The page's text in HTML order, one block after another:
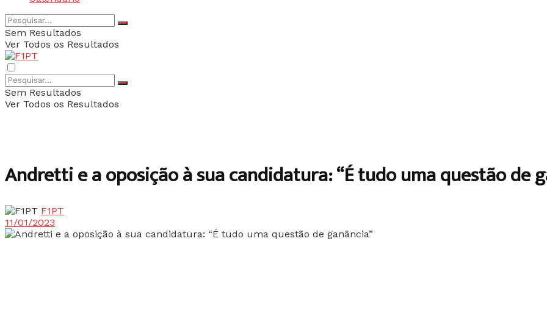
Sem Resultados
Ver Todos os Resultados
Sem Resultados
Ver Todos os Resultados
Andretti e a oposição à sua candidatura: “É tudo uma questão de
F1PT
11/01/2023